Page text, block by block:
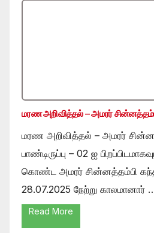
மரண அறிவித்தல் – அமரர்
மரண அறிவித்தல் – அமரர்
பாண்டிருப்பு – 02 ஐ
கொண்ட அமரர் சின்னத்தம்பி
28.07.2025 நேற்று காலமானார்
Read More